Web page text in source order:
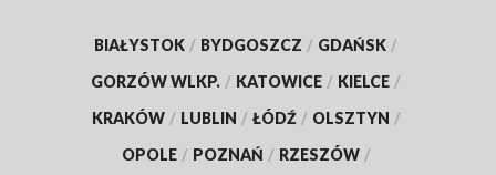
BIAŁYSTOK / BYDGOSZCZ / GDAŃSK /
GORZÓW WLKP. / KATOWICE / KIELCE /
KRAKÓW / LUBLIN / ŁÓDŹ / OLSZTYN /
OPOLE / POZNAŃ / RZESZÓW /